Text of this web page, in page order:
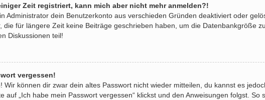
Zeit registriert, kann mich aber nicht mehr anmelden?!
Administrator dein Benutzerkonto aus verschieden Gründen deaktiviert oder
die für längere Zeit keine Beiträge geschrieben haben, um die Datenbankgröße
Diskussionen teil!
vergessen!
Wir können dir zwar dein altes Passwort nicht wieder mitteilen, du kannst es
auf „Ich habe mein Passwort vergessen“ klickst und den Anweisungen folgst.